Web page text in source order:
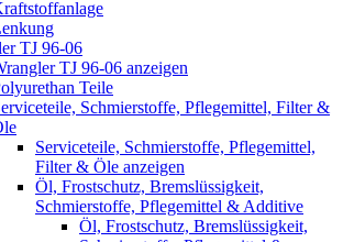
TJ 96-06
TJ 96-06 anzeigen
Teile
Schmierstoffe, Pflegemittel, Filter &
Serviceteile, Schmierstoffe, Pflegemittel,
Filter & Öle anzeigen
Öl, Frostschutz, Bremslüssigkeit,
Schmierstoffe, Pflegemittel & Additive
Öl, Frostschutz, Bremslüssigkeit,